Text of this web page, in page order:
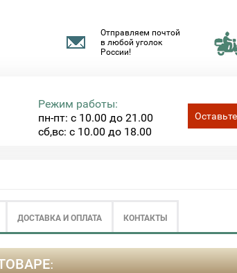
Отправляем почтой
в любой уголок
России!
Режим работы:
пн-пт: с 10.00 до 21.00
сб,вс: с 10.00 до 18.00
ДОСТАВКА И ОПЛАТА КОНТАКТЫ